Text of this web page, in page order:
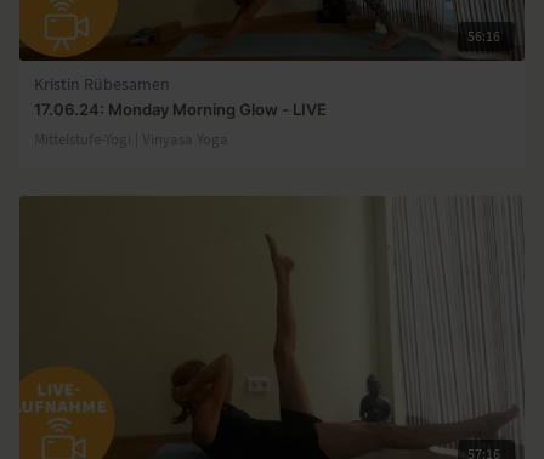
56:16
Kristin Rübesamen
17.06.24: Monday Morning Glow - LIVE
Mittelstufe-Yogi | Vinyasa Yoga
57:16